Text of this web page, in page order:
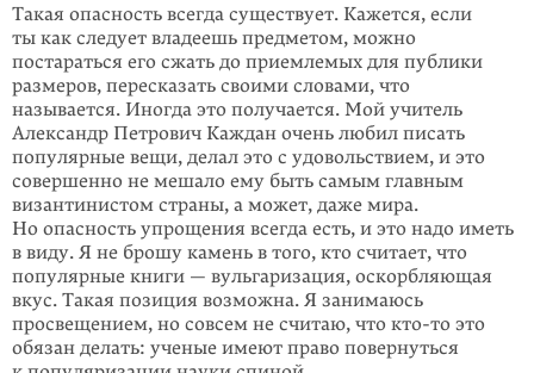
Такая опасность всегда существует. Кажется, если
ты как следует владеешь предметом, можно
постараться его сжать до приемлемых для публики
раз­меров, пересказать своими словами, что
называется. Иногда это получается. Мой учитель
Александр Петрович Каждан очень любил писать
популярные вещи, делал это с удовольствием, и это
совершенно не мешало ему быть самым главным
византинистом страны, а может, даже мира.
Но опасность упрощения всегда есть, и это надо иметь
в виду. Я не брошу камень в того, кто считает, что
популярные книги — вульгаризация, оскорбляющая
вкус. Такая позиция воз­можна. Я занимаюсь
просвещением, но совсем не считаю, что кто-то это
обя­зан делать: ученые имеют право повернуться